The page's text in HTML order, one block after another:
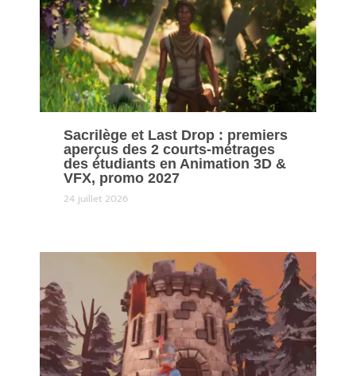
Sacrilège et Last Drop : premiers
aperçus des 2 courts-métrages
des étudiants en Animation 3D &
VFX, promo 2027
24 juillet 2026